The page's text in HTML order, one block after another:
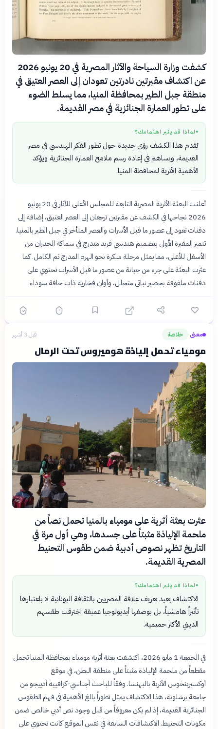
كشفت وزارة السياحة والآثار المصرية في 20 يونيو 2026
عن اكتشاف مقبرتين نادرتين تعودان إلى العصر العتيق في
منطقة جبل الطير بمحافظة المنيا، مما يسلط الضوء
على تطور العمارة الجنائزية في مصر القديمة.
● لماذا قد يثير اهتمامك؟
يُقدم هذا الكشف رؤى جديدة حول تطور الفكر الهندسي في مصر
القديمة، ويساهم في إعادة رسم ملامح العمارة الجنائزية ويؤكد
الأهمية الأثرية لمحافظة المنيا.
أعلنت البعثة الأثرية المصرية التابعة للمجلس الأعلى للآثار في 20 يونيو
2026 نجاحها في الكشف عن مقبرتين ترجعان إلى العصر العتيق، إضافة إلى
دفنات تعود إلى عصور ما قبل الأسرات والعصر المتأخر في جبل الطير بالمنيا.
تتميز المقبرة الأولى بتصميم هندسي فريد متدرج في سماكة الجدران من
الأسفل للأعلى، مما يمثل مرحلة مبكرة نحو الهرم المدرج ثم الكامل. كما
عثرت البعثة على جزء من جبانة من عصور ما قبل الأسرات تحتوي على
دفنات ملفوفة بحصير نباتي متحلل، وأوان فخارية ذات حافة سوداء.
معنى› خلاصة قبل 3 أشهر
مومياء تحمل إلياذة هوميروس تحت الرمال
عثرت بعثة أثرية على مومياء بالمنيا تحمل نصاً من
ملحمة الإلياذة مثبتاً على جسدها، وهي أول مرة في
التاريخ تظهر نصوص أدبية ضمن طقوس التحنيط
المصرية القديمة.
● لماذا قد يثير اهتمامك؟
الاكتشاف يعيد تعريف علاقة المصريين بالثقافة اليونانية لا باعتبارها
تأثيراً هامشياً، بل بوصفها أيديولوجيا عميقة اخترقت طقسهم
الديني الأكثر حميمية.
في الجمعة 1 مايو 2026، اكتشفت بعثة أثرية مومياء بمحافظة المنيا تحمل
مقطعاً من ملحمة الإلياذة مثبتاً على منطقة البطن، في موقع
أوكسيرينخوس الأثرية بالبهنسا. وفقاً للباحث أجناسي-كزافييه أدييجو من
جامعة برشلونة، هذا الاكتشاف يمثل تطوراً بالغ الأهمية في فهم الطقوس
الجنائزية القديمة، إذ لم يكن معروفاً من قبل وجود نص أدبي خالص ضمن
مكونات التحنيط. الاكتشافات السابقة في نفس الموقع كانت تحتوي على